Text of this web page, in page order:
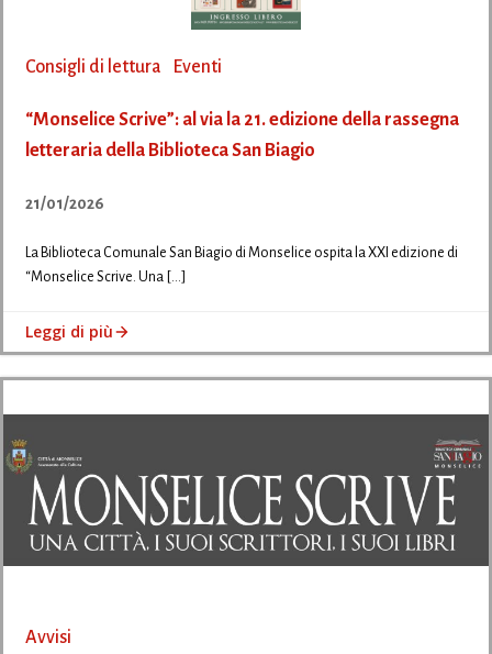
Consigli di lettura Eventi
“Monselice Scrive”: al via la 21. edizione della rassegna
letteraria della Biblioteca San Biagio
21/01/2026
La Biblioteca Comunale San Biagio di Monselice ospita la XXI edizione di
“Monselice Scrive. Una […]
Leggi di più
Avvisi